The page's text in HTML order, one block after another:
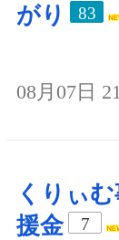
がり
83
08月07日
くりぃ
援金
7